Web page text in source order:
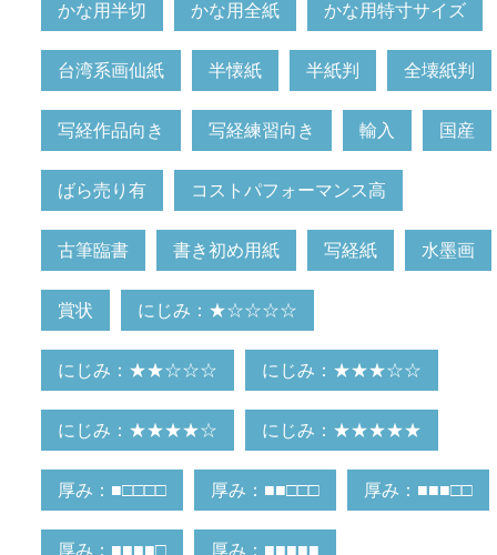
かな用半切 かな用全紙 かな用特寸サイズ
台湾系画仙紙 半懐紙 半紙判 全壊紙判
写経作品向き 写経練習向き 輸入 国産
ばら売り有 コストパフォーマンス高
古筆臨書 書き初め用紙 写経紙 水墨画
賞状 にじみ：★☆☆☆☆
にじみ：★★☆☆☆ にじみ：★★★☆☆
にじみ：★★★★☆ にじみ：★★★★★
厚み：■□□□□ 厚み：■■□□□ 厚み：■■■□□
厚み：■■■■□ 厚み：■■■■■